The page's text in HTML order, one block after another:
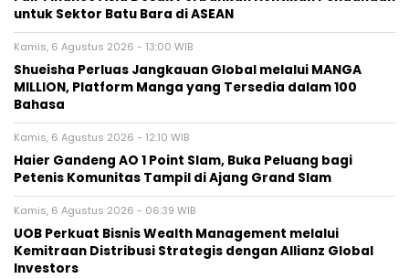
untuk Sektor Batu Bara di ASEAN
Kamis, 6 Agustus 2026 - 13:00 WIB
Shueisha Perluas Jangkauan Global melalui MANGA
MILLION, Platform Manga yang Tersedia dalam 100
Bahasa
Kamis, 6 Agustus 2026 - 12:10 WIB
Haier Gandeng AO 1 Point Slam, Buka Peluang bagi
Petenis Komunitas Tampil di Ajang Grand Slam
Kamis, 6 Agustus 2026 - 06:39 WIB
UOB Perkuat Bisnis Wealth Management melalui
Kemitraan Distribusi Strategis dengan Allianz Global
Investors